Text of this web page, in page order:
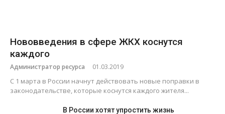
Нововведения в сфере ЖКХ коснутся
каждого
Администратор ресурса 01.03.2019
С 1 марта в России начнут действовать новые поправки в
законодательстве, которые коснутся каждого жителя...
В России хотят упростить жизнь